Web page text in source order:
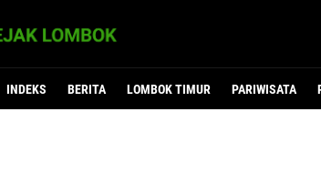
INDEKS BERITA LOMBOK TIMUR PARIWISATA